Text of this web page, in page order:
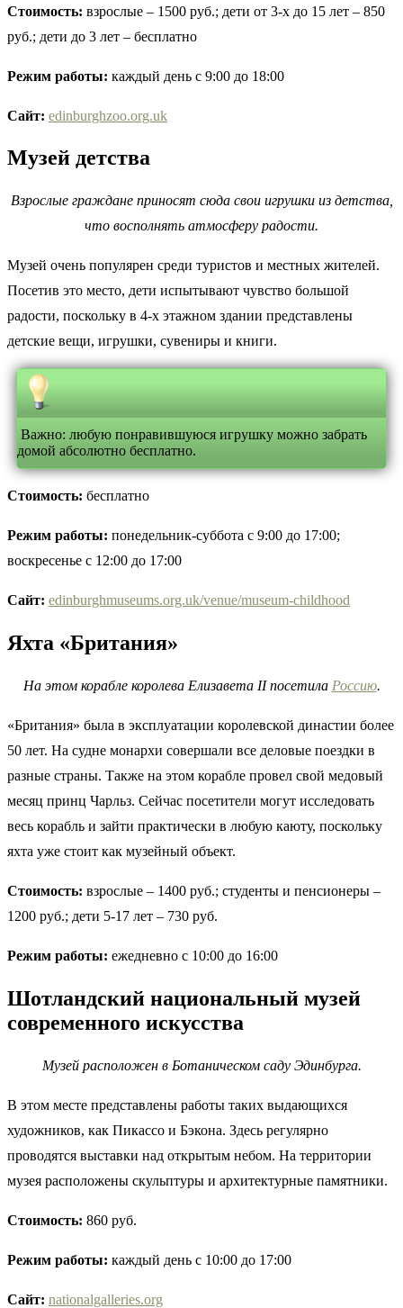
Стоимость: взрослые – 1500 руб.; дети от 3-х до 15 лет – 850
руб.; дети до 3 лет – бесплатно
Режим работы: каждый день с 9:00 до 18:00
Сайт: edinburghzoo.org.uk
Музей детства
Взрослые граждане приносят сюда свои игрушки из детства,
что восполнять атмосферу радости.
Музей очень популярен среди туристов и местных жителей.
Посетив это место, дети испытывают чувство большой
радости, поскольку в 4-х этажном здании представлены
детские вещи, игрушки, сувениры и книги.
Важно: любую понравившуюся игрушку можно забрать
домой абсолютно бесплатно.
Стоимость: бесплатно
Режим работы: понедельник-суббота с 9:00 до 17:00;
воскресенье с 12:00 до 17:00
Сайт: edinburghmuseums.org.uk/venue/museum-childhood
Яхта «Британия»
На этом корабле королева Елизавета II посетила Россию.
«Британия» была в эксплуатации королевской династии более
50 лет. На судне монархи совершали все деловые поездки в
разные страны. Также на этом корабле провел свой медовый
месяц принц Чарльз. Сейчас посетители могут исследовать
весь корабль и зайти практически в любую каюту, поскольку
яхта уже стоит как музейный объект.
Стоимость: взрослые – 1400 руб.; студенты и пенсионеры –
1200 руб.; дети 5-17 лет – 730 руб.
Режим работы: ежедневно с 10:00 до 16:00
Шотландский национальный музей
современного искусства
Музей расположен в Ботаническом саду Эдинбурга.
В этом месте представлены работы таких выдающихся
художников, как Пикассо и Бэкона. Здесь регулярно
проводятся выставки над открытым небом. На территории
музея расположены скульптуры и архитектурные памятники.
Стоимость: 860 руб.
Режим работы: каждый день с 10:00 до 17:00
Сайт: nationalgalleries.org